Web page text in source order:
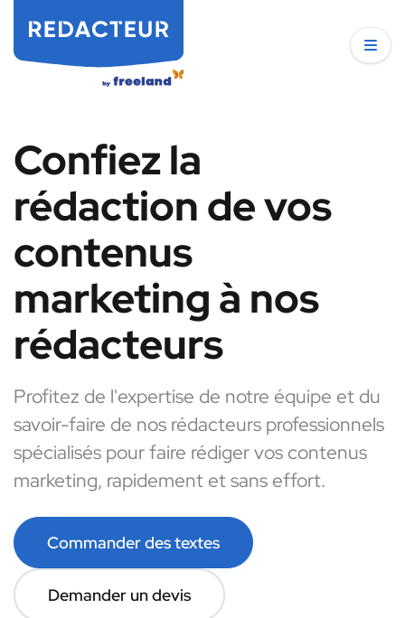
Confiez la
rédaction de vos
contenus
marketing à nos
rédacteurs
Profitez de l'expertise de notre équipe et du
savoir-faire de nos rédacteurs professionnels
spécialisés pour faire rédiger vos contenus
marketing, rapidement et sans effort.
Commander des textes
Demander un devis